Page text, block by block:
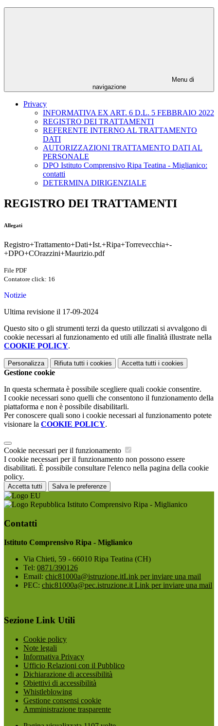
Menu di
navigazione
Privacy
INFORMATIVA EX ART. 6 D.L. 5 FEBBRAIO 2022
REGISTRO DEI TRATTAMENTI
REFERENTE INTERNO AL TRATTAMENTO
DATI
AUTORIZZAZIONI TRATTAMENTO DATI AL
PERSONALE
DPO Istituto Comprensivo Ripa Teatina - Miglianico:
contatti
DETERMINA DIRIGENZIALE
REGISTRO DEI TRATTAMENTI
Allegati
Registro+Trattamento+Dati+Ist.+Ripa+Torrevecchia+-
+DPO+COrazzini+Maurizio.pdf
File PDF
Contatore click: 16
Notizie
Ultima revisione il 17-09-2024
Questo sito o gli strumenti terzi da questo utilizzati si avvalgono di
cookie necessari al funzionamento ed utili alle finalità illustrate nella
COOKIE POLICY.
Personalizza Rifiuta tutti i cookies Accetta tutti i cookies
Gestione cookie
In questa schermata è possibile scegliere quali cookie consentire.
I cookie necessari sono quelli che consentono il funzionamento della
piattaforma e non è possibile disabilitarli.
Per conoscere quali sono i cookie necessari al funzionamento potete
visionare la COOKIE POLICY.
Cookie necessari per il funzionamento
I cookie necessari per il funzionamento non possono essere
disabilitati. È possibile consultare l'elenco nella pagina della cookie
policy.
Accetta tutti Salva le preferenze
Istituto Comprensivo Ripa - Miglianico
Contatti
Istituto Comprensivo Ripa - Miglianico
Via Chieti, 59 - 66010 Ripa Teatina (CH)
Tel: 0871/390126
Email: chic81000a@istruzione.itLink per inviare una mail
PEC: chic81000a@pec.istruzione.it Link per inviare una mail
Sezione Link Utili
Cookie policy
Note legali
Informativa Privacy
Ufficio Relazioni con il Pubblico
Dichiarazione di accessibilità
Obiettivi di accessibilità
Whistleblowing
Gestione consensi cookie
Amministrazione trasparente